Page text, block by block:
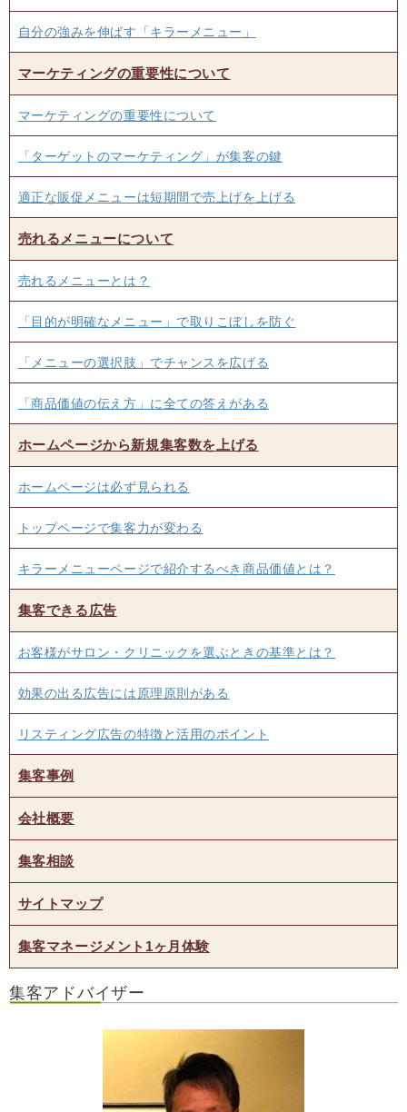
自分の強みを伸ばす「キラーメニュー」
マーケティングの重要性について
マーケティングの重要性について
「ターゲットのマーケティング」が集客の鍵
適正な販促メニューは短期間で売上げを上げる
売れるメニューについて
売れるメニューとは？
「目的が明確なメニュー」で取りこぼしを防ぐ
「メニューの選択肢」でチャンスを広げる
「商品価値の伝え方」に全ての答えがある
ホームページから新規集客数を上げる
ホームページは必ず見られる
トップページで集客力が変わる
キラーメニューページで紹介するべき商品価値とは？
集客できる広告
お客様がサロン・クリニックを選ぶときの基準とは？
効果の出る広告には原理原則がある
リスティング広告の特徴と活用のポイント
集客事例
会社概要
集客相談
サイトマップ
集客マネージメント1ヶ月体験
集客アドバイザー